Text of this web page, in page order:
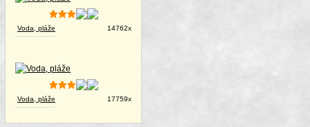
Voda, pláže 14762x
Voda, pláže 17759x